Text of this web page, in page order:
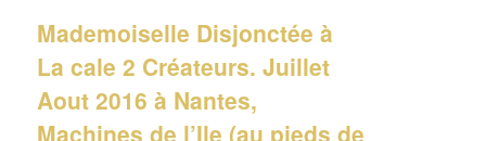
Mademoiselle Disjonctée à
La cale 2 Créateurs. Juillet
Aout 2016 à Nantes,
Machines de l’Ile (au pieds de